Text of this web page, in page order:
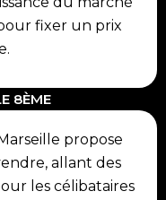
fixer un prix
8ÈME
propose
allant des
les célibataires